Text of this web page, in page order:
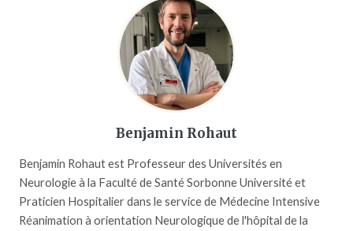
Benjamin Rohaut
Benjamin Rohaut est Professeur des Universités en
Neurologie à la Faculté de Santé Sorbonne Université et
Praticien Hospitalier dans le service de Médecine Intensive
Réanimation à orientation Neurologique de l'hôpital de la